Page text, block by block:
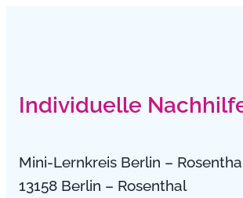
Individuelle
Mini-Lernkreis Berlin –
13158 Berlin – Rosenthal